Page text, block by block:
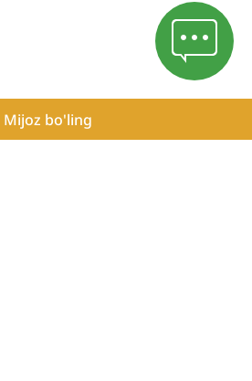
Mijoz bo'ling